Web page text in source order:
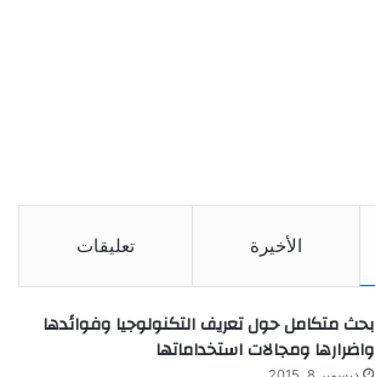
الأخيرة تعليقات
بحث متكامل حول تعريف التكنولوجيا وفوائدها
واضرارها ومجالات استخداماتها